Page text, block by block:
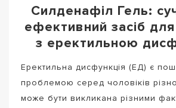
Силденафіл Гель:
ефективний засіб
з еректильною
Еректильна дисфункція (ЕД) є
проблемою серед чоловіків
може бути викликана різними